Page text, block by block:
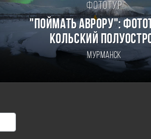
Фототур
"Поймать Аврору":
Кольский
Мурманск